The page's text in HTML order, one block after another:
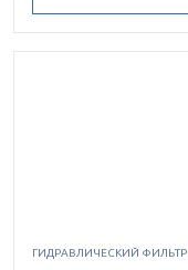
ГИДРАВЛИЧЕСКИЙ ФИЛЬТР